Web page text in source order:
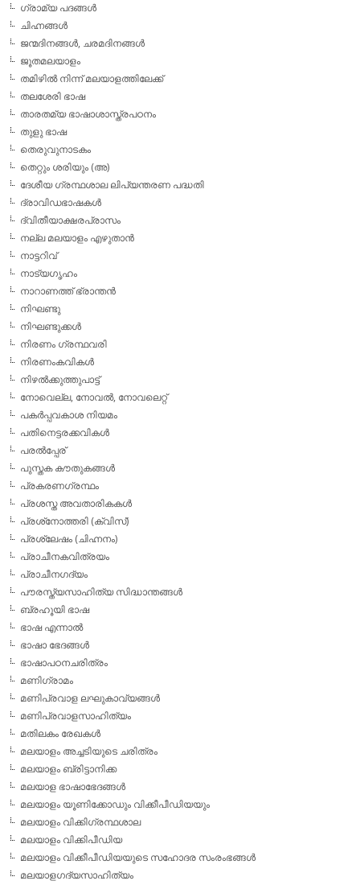
ഗ്രാമ്യ പദങ്ങള്‍
ചിഹ്നങ്ങള്‍
ജന്മദിനങ്ങള്‍, ചരമദിനങ്ങള്‍
ജൂതമലയാളം
തമിഴില്‍ നിന്ന് മലയാളത്തിലേക്ക്
തലശേരി ഭാഷ
താരതമ്യ ഭാഷാശാസ്ത്രപഠനം
തുളു ഭാഷ
തെരുവുനാടകം
തെറ്റും ശരിയും (അ)
ദേശീയ ഗ്രന്ഥശാല ലിപ്യന്തരണ പദ്ധതി
ദ്രാവിഡഭാഷകള്‍
ദ്വിതീയാക്ഷരപ്രാസം
നല്ല മലയാളം എഴുതാന്‍
നാട്ടറിവ്
നാട്യഗൃഹം
നാറാണത്ത് ഭ്രാന്തന്‍
നിഘണ്ടു
നിഘണ്ടുക്കള്‍
നിരണം ഗ്രന്ഥവരി
നിരണംകവികള്‍
നിഴല്‍ക്കുത്തുപാട്ട്
നോവെല്ല, നോവല്‍, നോവലെറ്റ്
പകര്‍പ്പവകാശ നിയമം
പതിനെട്ടരക്കവികള്‍
പരല്‍പ്പേര്
പുസ്തക കൗതുകങ്ങള്‍
പ്രകരണഗ്രന്ഥം
പ്രശസ്ത അവതാരികകള്‍
പ്രശ്‌നോത്തരി (ക്വിസ്)
പ്രശ്ലേഷം (ചിഹ്നനം)
പ്രാചീനകവിത്രയം
പ്രാചീനഗദ്യം
പൗരസ്ത്യസാഹിത്യ സിദ്ധാന്തങ്ങള്‍
ബ്രഹൂയി ഭാഷ
ഭാഷ എന്നാല്‍
ഭാഷാ ഭേദങ്ങള്‍
ഭാഷാപഠനചരിത്രം
മണിഗ്രാമം
മണിപ്രവാള ലഘുകാവ്യങ്ങള്‍
മണിപ്രവാളസാഹിത്യം
മതിലകം രേഖകള്‍
മലയാളം അച്ചടിയുടെ ചരിത്രം
മലയാളം ബ്രിട്ടാനിക്ക
മലയാള ഭാഷാഭേദങ്ങള്‍
മലയാളം യൂണിക്കോഡും വിക്കീപീഡിയയും
മലയാളം വിക്കിഗ്രന്ഥശാല
മലയാളം വിക്കിപീഡിയ
മലയാളം വിക്കീപീഡിയയുടെ സഹോദര സംരംഭങ്ങള്‍
മലയാളഗദ്യസാഹിത്യം